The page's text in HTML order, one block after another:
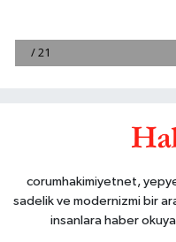
corumhakimiyetnet,
sadelik ve modernizmi bir
insanlara haber